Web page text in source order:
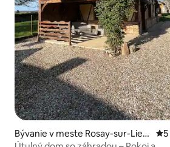
Bývanie v meste Rosay-sur-Lieu
5